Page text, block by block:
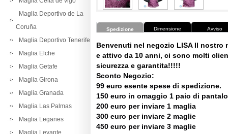
Maglia Deportivo de La
Coruña
Maglia Deportivo Tenerife
Maglia Elche
Maglia Getafe
Maglia Girona
Maglia Granada
Maglia Las Palmas
Maglia Leganes
Maglia Levante
Spedizione Dimensione Avviso
Benvenuti nel negozio LISA Il nostro
e attivo da 10 anni, ci sono molti
sicurezza e garantita!!!!!
Sconto Negozio:
99 euro esente spese di spedizione.
150 euro in omaggio 1 paio di
200 euro per inviare 1 maglia
300 euro per inviare 2 maglie
450 euro per inviare 3 maglie